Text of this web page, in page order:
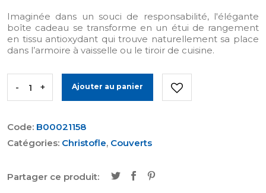
Imaginée dans un souci de responsabilité, l'élégante
boîte cadeau se transforme en un étui de rangement
en tissu antioxydant qui trouve naturellement sa place
dans l’armoire à vaisselle ou le tiroir de cuisine.
- + Ajouter au panier
Code: B00021158
Catégories: Christofle, Couverts
Partager ce produit: